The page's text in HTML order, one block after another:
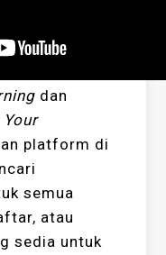
dan
platform di
semua
atau
sedia untuk